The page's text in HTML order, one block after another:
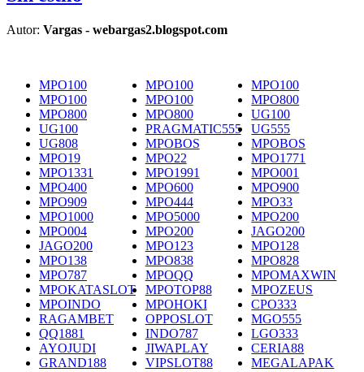
Autor: Vargas - webargas2.blogspot.com
MPO100 MPO100
MPO100
MPO100
MPO100
MPO800
MPO800
MPO800
UG100
UG100
PRAGMATIC555
UG555
UG808
MPOBOS
MPOBOS
MPO19
MPO22
MPO1771
MPO1331
MPO1991
MPO001
MPO400
MPO600
MPO900
MPO909
MPO444
MPO33
MPO1000
MPO5000
MPO200
MPO004
MPO200
JAGO200
JAGO200
MPO123
MPO128
MPO138
MPO838
MPO828
MPO787
MPOQQ
MPOMAXWIN
MPOKATASLOT
MPOTOP88
MPOZEUS
MPOINDO
MPOHOKI
CPO333
RAGAMBET
OPPOSLOT
MGO555
QQ1881
INDO787
LGO333
AYOJUDI
JIWAPLAY
CERIA88
GRAND188
VIPSLOT88
MEGALAPAK